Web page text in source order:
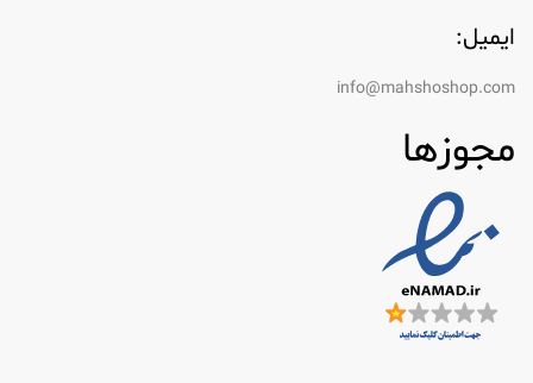
ایمیل:
info@mahshoshop.com
مجوزها